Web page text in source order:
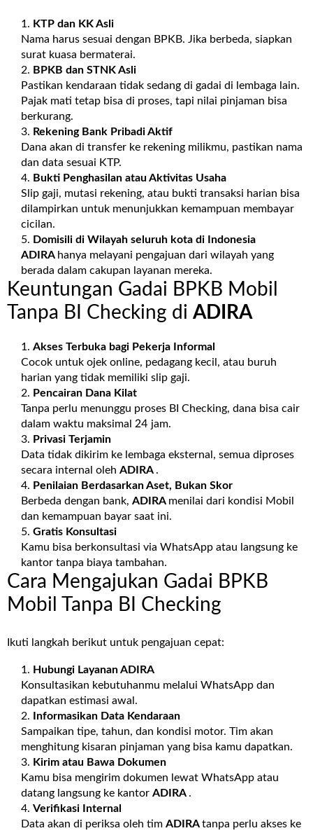
KTP dan KK Asli
Nama harus sesuai dengan BPKB. Jika berbeda, siapkan
surat kuasa bermaterai.
BPKB dan STNK Asli
Pastikan kendaraan tidak sedang di gadai di lembaga lain.
Pajak mati tetap bisa di proses, tapi nilai pinjaman bisa
berkurang.
Rekening Bank Pribadi Aktif
Dana akan di transfer ke rekening milikmu, pastikan nama
dan data sesuai KTP.
Bukti Penghasilan atau Aktivitas Usaha
Slip gaji, mutasi rekening, atau bukti transaksi harian bisa
dilampirkan untuk menunjukkan kemampuan membayar
cicilan.
Domisili di Wilayah seluruh kota di Indonesia
ADIRA hanya melayani pengajuan dari wilayah yang
berada dalam cakupan layanan mereka.
Keuntungan Gadai BPKB Mobil
Tanpa BI Checking di ADIRA
Akses Terbuka bagi Pekerja Informal
Cocok untuk ojek online, pedagang kecil, atau buruh
harian yang tidak memiliki slip gaji.
Pencairan Dana Kilat
Tanpa perlu menunggu proses BI Checking, dana bisa cair
dalam waktu maksimal 24 jam.
Privasi Terjamin
Data tidak dikirim ke lembaga eksternal, semua diproses
secara internal oleh ADIRA .
Penilaian Berdasarkan Aset, Bukan Skor
Berbeda dengan bank, ADIRA menilai dari kondisi Mobil
dan kemampuan bayar saat ini.
Gratis Konsultasi
Kamu bisa berkonsultasi via WhatsApp atau langsung ke
kantor tanpa biaya tambahan.
Cara Mengajukan Gadai BPKB
Mobil Tanpa BI Checking
Ikuti langkah berikut untuk pengajuan cepat:
Hubungi LayananADIRA
Konsultasikan kebutuhanmu melalui WhatsApp dan
dapatkan estimasi awal.
Informasikan Data Kendaraan
Sampaikan tipe, tahun, dan kondisi motor. Tim akan
menghitung kisaran pinjaman yang bisa kamu dapatkan.
Kirim atau Bawa Dokumen
Kamu bisa mengirim dokumen lewat WhatsApp atau
datang langsung ke kantor ADIRA .
Verifikasi Internal
Data akan di periksa oleh tim ADIRAtanpa perlu akses ke